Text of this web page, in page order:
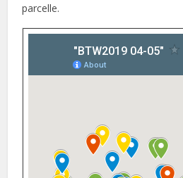
parcelle.